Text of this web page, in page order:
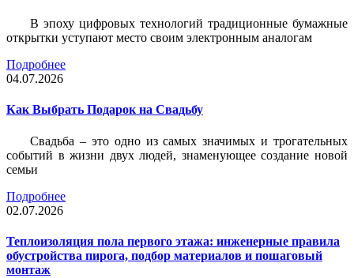
В эпоху цифровых технологий традиционные бумажные
открытки уступают место своим электронным аналогам
Подробнее
04.07.2026
Как Выбрать Подарок на Свадьбу
Свадьба – это одно из самых значимых и трогательных
событий в жизни двух людей, знаменующее создание новой
семьи
Подробнее
02.07.2026
Теплоизоляция пола первого этажа: инженерные правила
обустройства пирога, подбор материалов и пошаговый
монтаж